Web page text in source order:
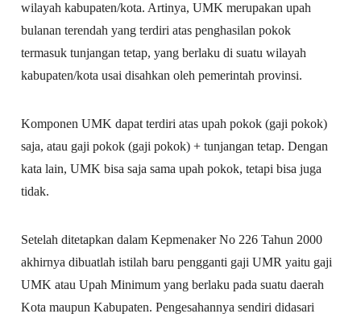
wilayah kabupaten/kota. Artinya, UMK merupakan upah
bulanan terendah yang terdiri atas penghasilan pokok
termasuk tunjangan tetap, yang berlaku di suatu wilayah
kabupaten/kota usai disahkan oleh pemerintah provinsi.
Komponen UMK dapat terdiri atas upah pokok (gaji pokok)
saja, atau gaji pokok (gaji pokok) + tunjangan tetap. Dengan
kata lain, UMK bisa saja sama upah pokok, tetapi bisa juga
tidak.
Setelah ditetapkan dalam Kepmenaker No 226 Tahun 2000
akhirnya dibuatlah istilah baru pengganti gaji UMR yaitu gaji
UMK atau Upah Minimum yang berlaku pada suatu daerah
Kota maupun Kabupaten. Pengesahannya sendiri didasari